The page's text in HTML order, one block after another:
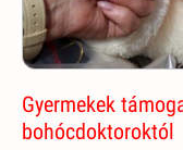
Gyermekek
bohócdoktoroktól